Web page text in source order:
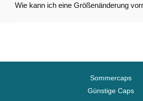
Wie kann ich eine Größenänderung
Sommercaps
Günstige Caps